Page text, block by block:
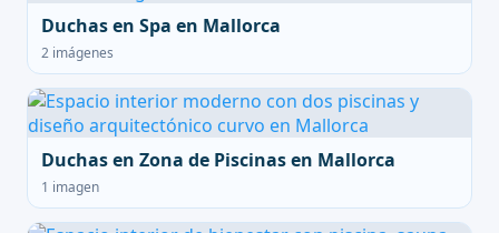
Duchas en Spa en Mallorca
2 imágenes
Duchas en Zona de Piscinas en Mallorca
1 imagen